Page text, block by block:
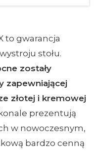
to gwarancja
stołu.
zostały
zapewniającej
złotej i kremowej
prezentują
w nowoczesnym,
bardzo cenną